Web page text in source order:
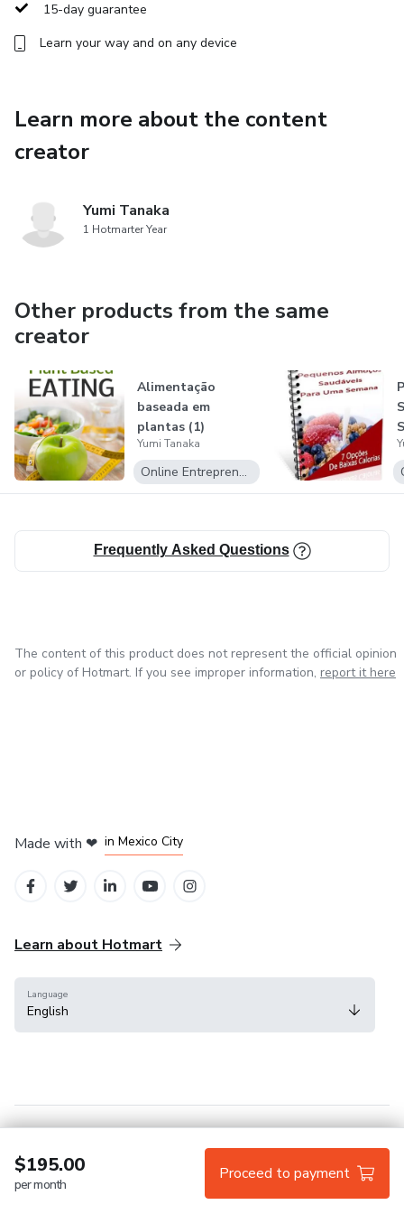
15-day guarantee
Learn your way and on any device
Learn more about the content
creator
Yumi Tanaka
1 Hotmarter Year
Other products from the same
creator
Alimentação
baseada em
plantas (1)
Yumi Tanaka
Online Entrepreneurship
Frequently Asked Questions
$195.00
per month
Proceed to payment
The content of this product does not represent the official opinion
or policy of Hotmart. If you see improper information, report it here
Made with ❤ in Mexico City
Learn about Hotmart
Language
English
Help Center
Hotmart — 2011-2026 © All rights reserved.